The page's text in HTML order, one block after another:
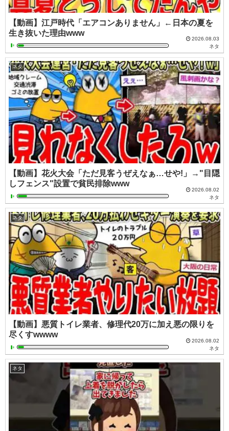
【動画】江戸時代「エアコンありません」←日本の夏を
生き抜いた理由www
2026.08.03
ネタ
ネタ
【動画】花火大会「ただ見客うぜえなぁ…せや!」→"目隠
しフェンス"設置で貧民排除www
2026.08.02
ネタ
ネタ
【動画】悪質トイレ業者、修理代20万に加え悪の限りを
尽くすwwww
2026.08.02
ネタ
ネタ